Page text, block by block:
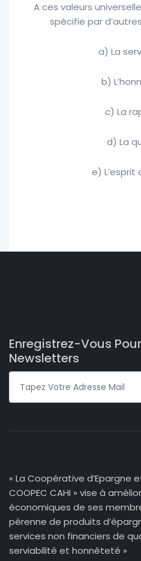
A ces valeurs
spécifie par
a) La
b)
c) La
d) La
e) L’esprit
Enregistrez-Vous
Newsletters
« La Coopérative d’Epargne
COOPEC CAHI » vise à
économiques de ses
pérenne de produits
services non financiers de
serviabilité et honnêteté »